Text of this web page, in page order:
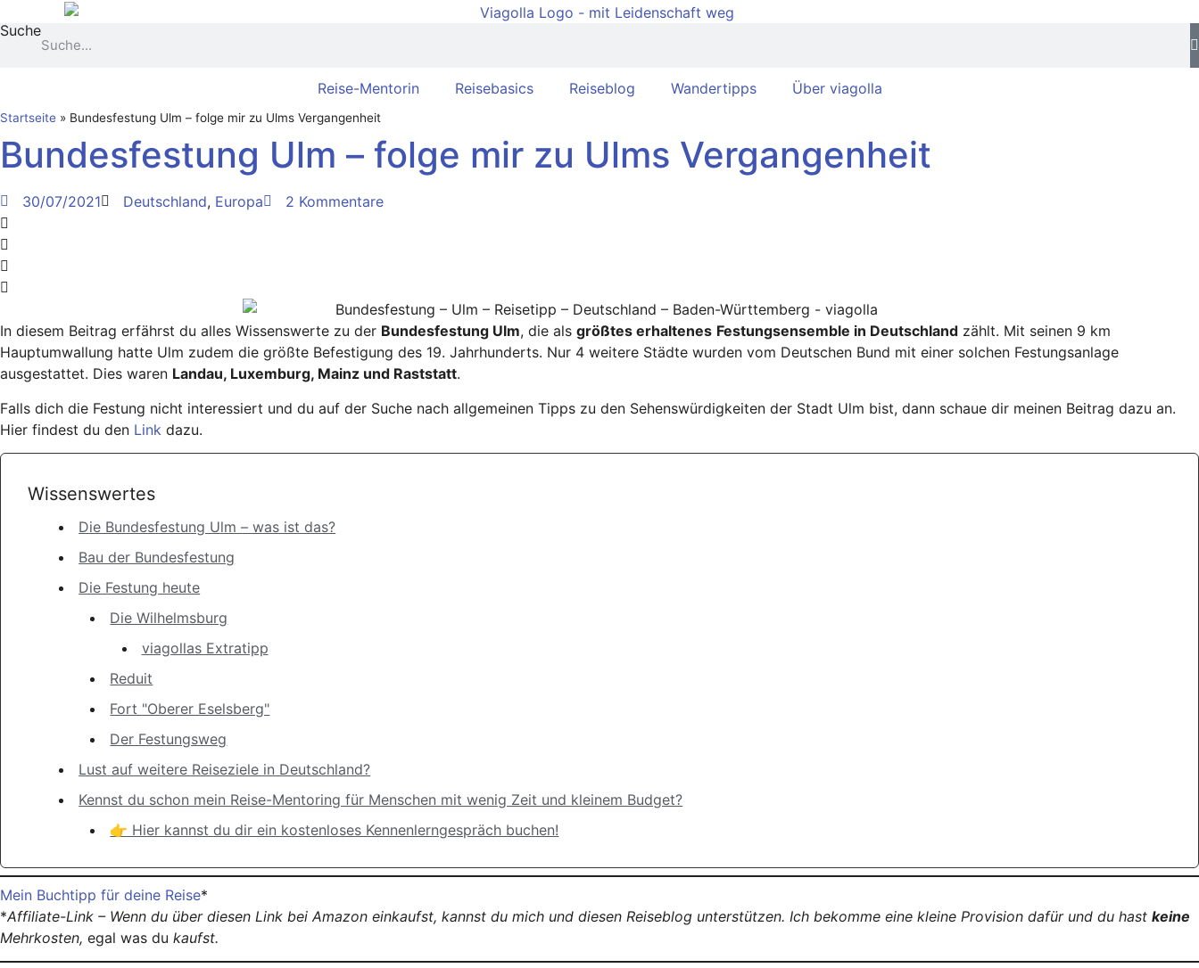
Inhalt
springen
Suche
Reise-Mentorin Reisebasics Reiseblog Wandertipps Über viagolla
Startseite » Bundesfestung Ulm – folge mir zu Ulms Vergangenheit
Bundesfestung Ulm – folge mir zu Ulms Vergangenheit
30/07/2021 Deutschland, Europa 2 Kommentare
In diesem Beitrag erfährst du alles Wissenswerte zu der Bundesfestung Ulm, die als größtes erhaltenes Festungsensemble in Deutschland zählt. Mit seinen 9 km
Hauptumwallung hatte Ulm zudem die größte Befestigung des 19. Jahrhunderts. Nur 4 weitere Städte wurden vom Deutschen Bund mit einer solchen Festungsanlage
ausgestattet. Dies waren Landau, Luxemburg, Mainz und Raststatt.
Falls dich die Festung nicht interessiert und du auf der Suche nach allgemeinen Tipps zu den Sehenswürdigkeiten der Stadt Ulm bist, dann schaue dir meinen Beitrag dazu an.
Hier findest du den Link dazu.
Wissenswertes
Die Bundesfestung Ulm – was ist das?
Bau der Bundesfestung
Die Festung heute
Die Wilhelmsburg
viagollas Extratipp
Reduit
Fort "Oberer Eselsberg"
Der Festungsweg
Lust auf weitere Reiseziele in Deutschland?
Kennst du schon mein Reise-Mentoring für Menschen mit wenig Zeit und kleinem Budget?
👉 Hier kannst du dir ein kostenloses Kennenlerngespräch buchen!
Mein Buchtipp für deine Reise*
*Affiliate-Link – Wenn du über diesen Link bei Amazon einkaufst, kannst du mich und diesen Reiseblog unterstützen. Ich bekomme eine kleine Provision dafür und du hast keine
Mehrkosten, egal was du kaufst.